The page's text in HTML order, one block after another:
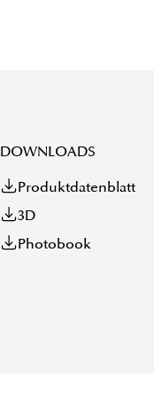
DOWNLOADS
Produktdatenblatt
3D
Photobook